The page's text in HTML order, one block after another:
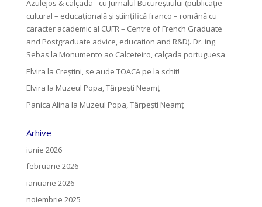
Azulejos & calçada - cu Jurnalul Bucureștiului (publicație
cultural – educațională și științifică franco – română cu
caracter academic al CUFR – Centre of French Graduate
and Postgraduate advice, education and R&D). Dr. ing.
Sebas la Monumento ao Calceteiro, calçada portuguesa
Elvira la Creştini, se aude TOACA pe la schit!
Elvira la Muzeul Popa, Târpeşti Neamţ
Panica Alina la Muzeul Popa, Târpeşti Neamţ
Arhive
iunie 2026
februarie 2026
ianuarie 2026
noiembrie 2025